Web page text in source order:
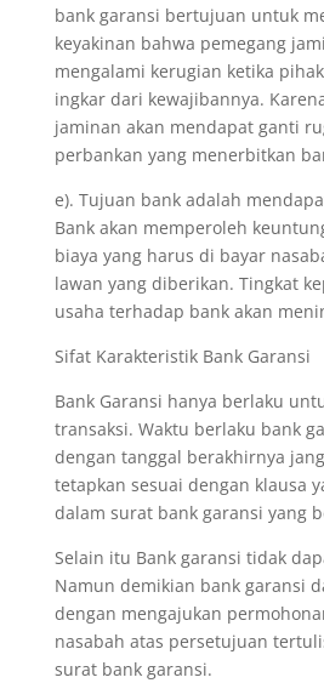
bank garansi bertujuan untuk
keyakinan bahwa pemegang
mengalami kerugian ketika
ingkar dari kewajibannya.
jaminan akan mendapat ganti
perbankan yang menerbitkan
e). Tujuan bank adalah
Bank akan memperoleh
biaya yang harus di bayar
lawan yang diberikan. Tingkat
usaha terhadap bank akan
Sifat Karakteristik Bank Garansi
Bank Garansi hanya berlaku
transaksi. Waktu berlaku bank
dengan tanggal berakhirnya
tetapkan sesuai dengan klausa
dalam surat bank garansi yang
Selain itu Bank garansi tidak
Namun demikian bank garansi
dengan mengajukan
nasabah atas persetujuan
surat bank garansi.